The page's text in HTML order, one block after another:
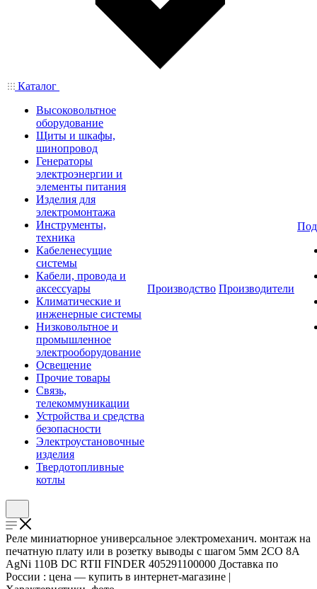
Каталог
Высоковольтное
оборудование
Щиты и шкафы,
шинопровод
Генераторы
электроэнергии и
элементы питания
Изделия для
электромонтажа
Инструменты,
техника
Кабеленесущие
системы
Кабели, провода и
аксессуары
Климатические и
инженерные системы
Низковольтное и
промышленное
электрооборудование
Освещение
Прочие товары
Связь,
телекоммуникации
Устройства и средства
безопасности
Электроустановочные
изделия
Твердотопливные
котлы
Производство Производители
Реле миниатюрное универсальное электромеханич. монтаж на
печатную плату или в розетку выводы с шагом 5мм 2CO 8А
AgNi 110В DC RTII FINDER 405291100000 Доставка по
России : цена — купить в интернет-магазине |